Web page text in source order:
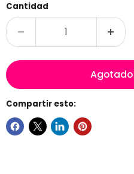
Cantidad
Agotado
Compartir esto: